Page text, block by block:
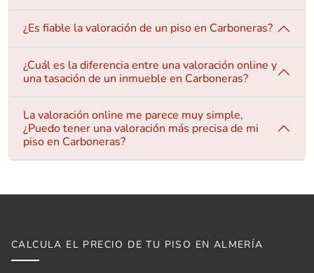
¿Es fiable la valoración de un piso en Carboneras?
¿Cuál es la diferencia entre una valoración online y
una tasación de un inmueble en Carboneras?
La valoración online me parece muy simple,
¿Puedo tener una valoración más precisa de mi
piso en Carboneras?
CALCULA EL PRECIO DE TU PISO EN ALMERÍA